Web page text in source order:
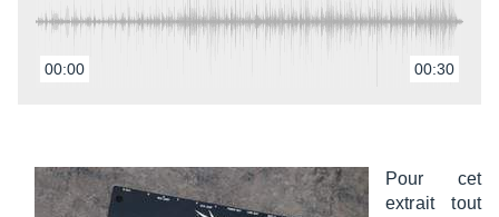
00:00 00:30
Pour cet
extrait tout